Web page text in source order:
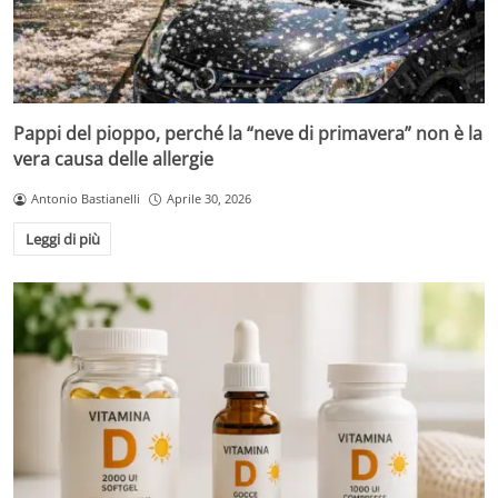
Pappi del pioppo, perché la “neve di primavera” non è la
vera causa delle allergie
Antonio Bastianelli Aprile 30, 2026
Leggi di più